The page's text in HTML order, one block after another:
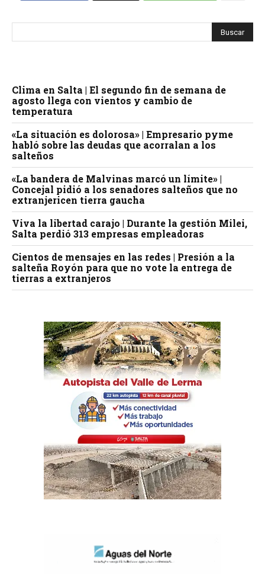
Clima en Salta | El segundo fin de semana de
agosto llega con vientos y cambio de
temperatura
«La situación es dolorosa» | Empresario pyme
habló sobre las deudas que acorralan a los
salteños
«La bandera de Malvinas marcó un límite» |
Concejal pidió a los senadores salteños que no
extranjericen tierra gaucha
Viva la libertad carajo | Durante la gestión Milei,
Salta perdió 313 empresas empleadoras
Cientos de mensajes en las redes | Presión a la
salteña Royón para que no vote la entrega de
tierras a extranjeros